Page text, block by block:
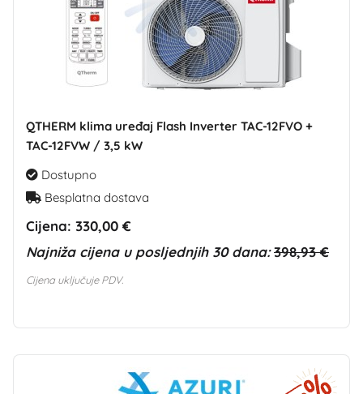
QTHERM klima uređaj Flash Inverter TAC-12FVO +
TAC-12FVW / 3,5 kW
Dostupno
Besplatna dostava
Cijena: 330,00 €
Najniža cijena u posljednjih 30 dana:398,93 €
Cijena uključuje PDV.